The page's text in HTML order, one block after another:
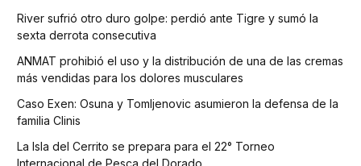
River sufrió otro duro golpe: perdió ante Tigre y sumó la
sexta derrota consecutiva
ANMAT prohibió el uso y la distribución de una de las cremas
más vendidas para los dolores musculares
Caso Exen: Osuna y Tomljenovic asumieron la defensa de la
familia Clinis
La Isla del Cerrito se prepara para el 22° Torneo